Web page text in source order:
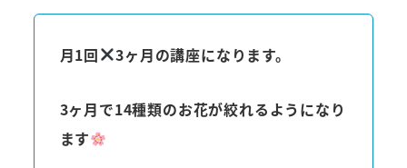
月1回 3ヶ月の講座になります。
3ヶ月で14種類のお花が絞れるようになり
ます